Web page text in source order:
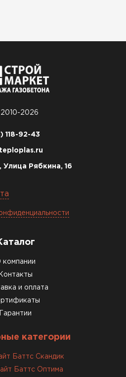
2026
118-92-43
Улица Рябкина, 16
компании
Контакты
и оплата
Гарантии
категории
Баттс Скандик
Баттс Оптима